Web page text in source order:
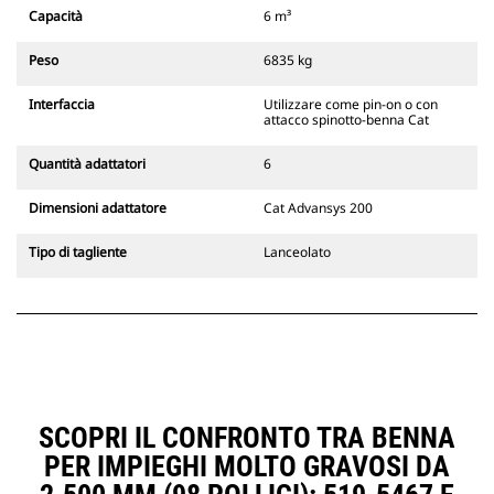
Cat sono compatibili con gli
gli escavatori gommati. Sono
larghezze per scavo di fossati.
sistema di attacco dedicato CW
fisse. Gli attacchi dedicati CW
bloccaggio a cuneo per mantenere
disponibili per tutti gli escavatori
Capacità 6 m³
Peso 6835 kg
Interfaccia
Utilizzare come pin-on o con
attacco spinotto-benna Cat
Quantità adattatori 6
Dimensioni adattatore Cat Advansys 200
Tipo di tagliente Lanceolato
SCOPRI IL CONFRONTO TRA BENNA
PER IMPIEGHI MOLTO GRAVOSI DA